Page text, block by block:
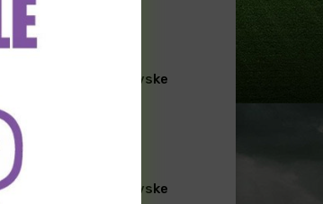
[PREMIUM] Skandinavske
FUDBAL
[PREMIUM] Skandinavske